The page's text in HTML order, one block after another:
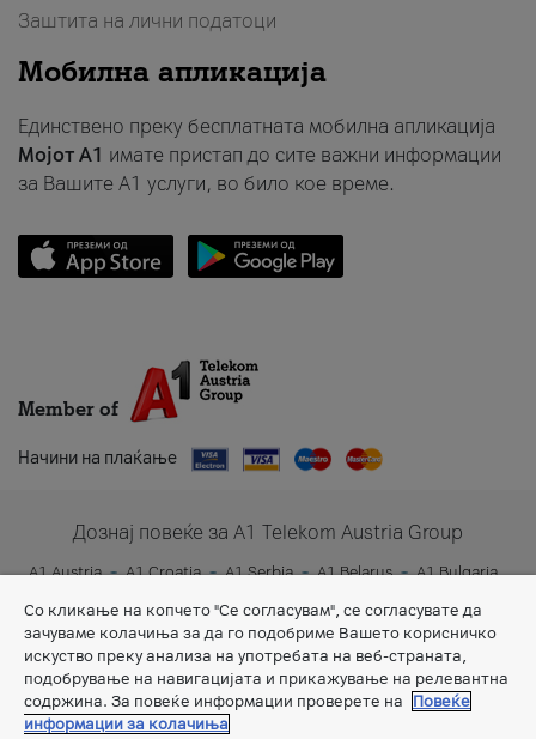
Заштита на лични податоци
Мобилна апликација
Единствено преку бесплатната мобилна апликација
Мојот A1 имате пристап до сите важни информации
за Вашите A1 услуги, во било кое време.
Member of
Начини на плаќање
Дознај повеќе за A1 Telekom Austria Group
A1 Austria A1 Croatia A1 Serbia A1 Belarus
A1 Bulgaria
A1 Slovenia
A1 Digital
Со кликање на копчето "Се согласувам", се согласувате да
зачуваме колачиња за да го подобриме Вашето корисничко
искуство преку анализа на употребата на веб-страната,
подобрување на навигацијата и прикажување на релевантна
содржина. За повеќе информации проверете на
Повеќе
информации за колачиња